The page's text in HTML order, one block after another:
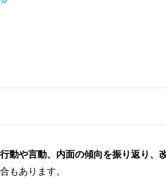
動や言動、内面の傾向を振り返り、
もあります。